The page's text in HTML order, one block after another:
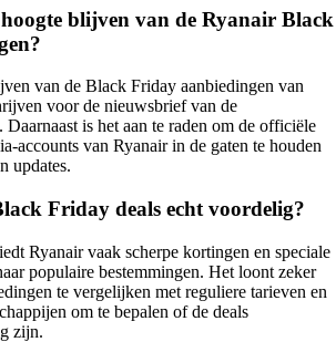
blijven van de Ryanair Black
van de Black Friday aanbiedingen van
voor de nieuwsbrief van de
is het aan te raden om de officiële
accounts van Ryanair in de gaten te houden
updates.
Friday deals echt voordelig?
Ryanair vaak scherpe kortingen en speciale
populaire bestemmingen. Het loont zeker
te vergelijken met reguliere tarieven en
om te bepalen of de deals
zijn.